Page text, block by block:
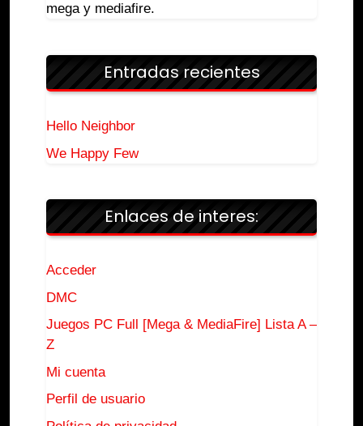
mega y mediafire.
Entradas recientes
Hello Neighbor
We Happy Few
Enlaces de interes:
Acceder
DMC
Juegos PC Full [Mega & MediaFire] Lista A –
Z
Mi cuenta
Perfil de usuario